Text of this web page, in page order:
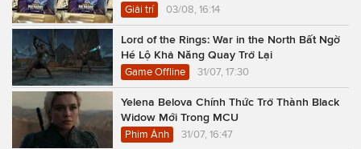
Giải trí 03/08, 16:14
Lord of the Rings: War in the North Bất Ngờ
Hé Lộ Khả Năng Quay Trở Lại
Game Offline 31/07, 17:30
Yelena Belova Chính Thức Trở Thành Black
Widow Mới Trong MCU
Phim Ảnh 31/07, 16:47